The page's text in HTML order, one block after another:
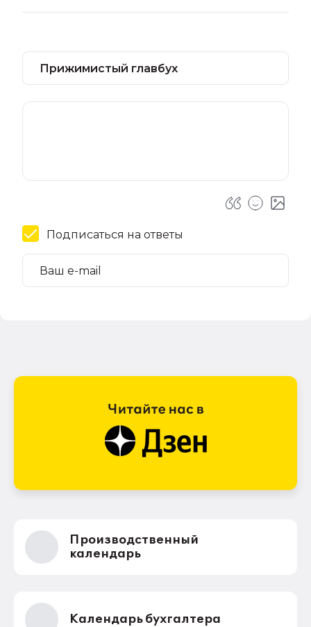
Подписаться на ответы
Производственный
календарь
Календарь бухгалтера